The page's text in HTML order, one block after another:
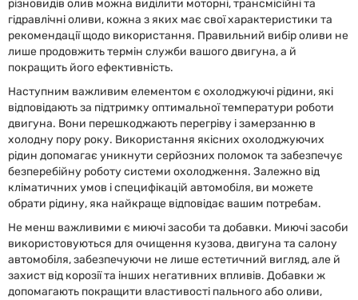
різновидів олив можна виділити моторні, трансмісійні та
гідравлічні оливи, кожна з яких має свої характеристики та
рекомендації щодо використання. Правильний вибір оливи не
лише продовжить термін служби вашого двигуна, а й
покращить його ефективність.
Наступним важливим елементом є охолоджуючі рідини, які
відповідають за підтримку оптимальної температури роботи
двигуна. Вони перешкоджають перегріву і замерзанню в
холодну пору року. Використання якісних охолоджуючих
рідин допомагає уникнути серйозних поломок та забезпечує
безперебійну роботу системи охолодження. Залежно від
кліматичних умов і специфікацій автомобіля, ви можете
обрати рідину, яка найкраще відповідає вашим потребам.
Не менш важливими є миючі засоби та добавки. Миючі засоби
використовуються для очищення кузова, двигуна та салону
автомобіля, забезпечуючи не лише естетичний вигляд, але й
захист від корозії та інших негативних впливів. Добавки ж
допомагають покращити властивості пального або оливи,